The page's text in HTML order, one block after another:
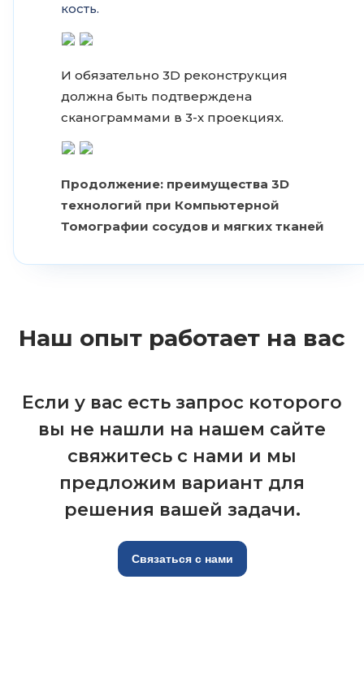
кость.
И обязательно 3D реконструкция
должна быть подтверждена
сканограммами в 3-х проекциях.
Продолжение: преимущества 3D
технологий при Компьютерной
Томографии сосудов и мягких тканей
Наш опыт работает на вас
Если у вас есть запрос которого
вы не нашли на нашем сайте
свяжитесь с нами и мы
предложим вариант для
решения вашей задачи.
Связаться с нами